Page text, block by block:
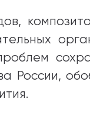
России,